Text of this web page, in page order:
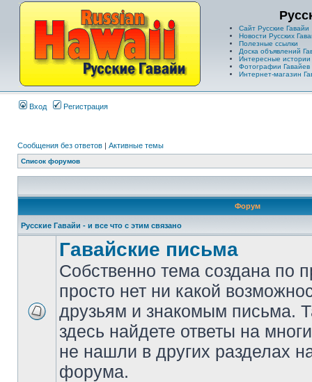
Сайт Русские Гавайи
Новости Русских
Полезные ссылки
Доска объявлений
Интересные истории
Фотографии Гавайев
Интернет-магазин
Вход Регистрация
Сообщения без ответов | Активные темы
Список форумов
Форум
Русские Гавайи - и все что с этим связано
Гавайские письма
Собственно тема создана по
просто нет ни какой
друзьям и знакомым письма.
здесь найдете ответы на
не нашли в других разделах
форума.